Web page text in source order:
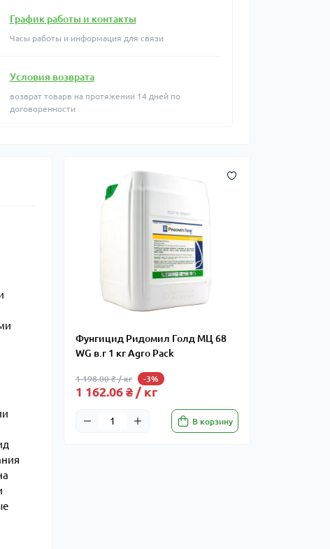
График работы и контакты
Часы работы и информация для связи
Условия возврата
возврат товарв на протяжении 14 дней по
договоренности
Фунгицид Ридомил Голд МЦ 68
WG в.г 1 кг Agro Pack
1 198.00 ₴ / кг -3%
1 162.06 ₴ / кг
В корзину